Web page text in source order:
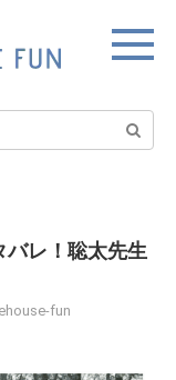
バレ！聡太先生
fun